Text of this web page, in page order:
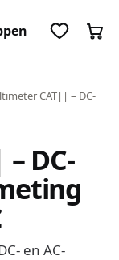
CAT|| – DC-
DC-
en AC-